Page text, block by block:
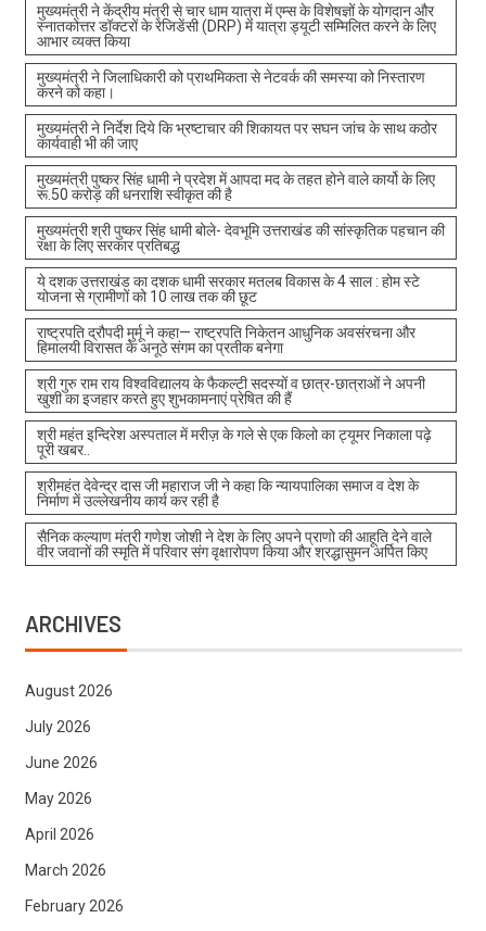
मुख्यमंत्री ने केंद्रीय मंत्री से चार धाम यात्रा में एम्स के विशेषज्ञों के योगदान और
स्नातकोत्तर डॉक्टरों के रेजिडेंसी (DRP) में यात्रा ड्यूटी सम्मिलित करने के लिए
आभार व्यक्त किया
मुख्यमंत्री ने जिलाधिकारी को प्राथमिकता से नेटवर्क की समस्या को निस्तारण
करने को कहा।
मुख्यमंत्री ने निर्देश दिये कि भ्रष्टाचार की शिकायत पर सघन जांच के साथ कठोर
कार्यवाही भी की जाए
मुख्यमंत्री पुष्कर सिंह धामी ने प्रदेश में आपदा मद के तहत होने वाले कार्यो के लिए
रू.50 करोड़ की धनराशि स्वीकृत की है
मुख्यमंत्री श्री पुष्कर सिंह धामी बोले- देवभूमि उत्तराखंड की सांस्कृतिक पहचान की
रक्षा के लिए सरकार प्रतिबद्ध
ये दशक उत्तराखंड का दशक धामी सरकार मतलब विकास के 4 साल : होम स्टे
योजना से ग्रामीणों को 10 लाख तक की छूट
राष्ट्रपति द्रौपदी मुर्मू ने कहा— राष्ट्रपति निकेतन आधुनिक अवसंरचना और
हिमालयी विरासत के अनूठे संगम का प्रतीक बनेगा
श्री गुरु राम राय विश्वविद्यालय के फैकल्टी सदस्यों व छात्र-छात्राओं ने अपनी
खुशी का इजहार करते हुए शुभकामनाएं प्रेषित की हैं
श्री महंत इन्दिरेश अस्पताल में मरीज़ के गले से एक किलो का ट्यूमर निकाला पढ़े
पूरी खबर..
श्रीमहंत देवेन्द्र दास जी महाराज जी ने कहा कि न्यायपालिका समाज व देश के
निर्माण में उल्लेखनीय कार्य कर रही है
सैनिक कल्याण मंत्री गणेश जोशी ने देश के लिए अपने प्राणो की आहूति देने वाले
वीर जवानों की स्मृति में परिवार संग वृक्षारोपण किया और श्रद्धासुमन अर्पित किए
ARCHIVES
August 2026
July 2026
June 2026
May 2026
April 2026
March 2026
February 2026